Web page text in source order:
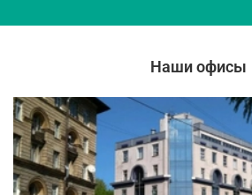
Наши офисы